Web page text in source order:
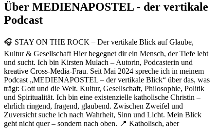
Über MEDIENAPOSTEL - der vertikale
Podcast
🎧 STAY ON THE ROCK – Der vertikale Blick auf Glaube,
Kultur & Gesellschaft Hier begegnet dir ein Mensch, der Tiefe lebt
und sucht. Ich bin Kirsten Mulach – Autorin, Podcasterin und
kreative Cross-Media-Frau. Seit Mai 2024 spreche ich in meinem
Podcast „MEDIENAPOSTEL – der vertikale Blick“ über das, was
trägt: Gott und die Welt. Kultur, Gesellschaft, Philosophie, Politik
und Spiritualität. Ich bin eine existenzielle katholische Christin –
ehrlich ringend, fragend, glaubend. Zwischen Zweifel und
Zuversicht suche ich nach Wahrheit, Sinn und Licht. Mein Blick
geht nicht quer – sondern nach oben. 📍 Katholisch, aber